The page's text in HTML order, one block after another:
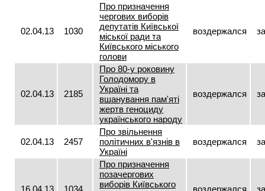
02.04.13 1030
Про призначення
чергових виборів
депутатів Київської
міської ради та
Київського міського
голови
воздержался за
02.04.13 2185
Про 80-у роковину
Голодомору в
Україні та
вшанування пам'яті
жертв геноциду
українського народу
воздержался за
02.04.13 2457
Про звільнення
політичних в'язнів в
Україні
воздержался за
Про призначення
позачергових
виборів Київського